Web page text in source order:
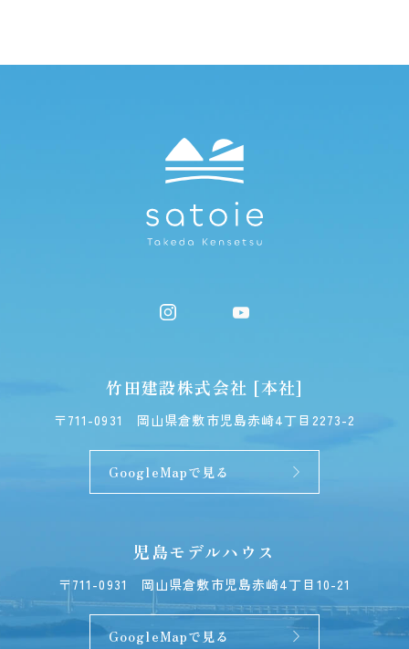
竹田建設株式会社 [本社]
〒711-0931 岡山県倉敷市児島赤崎4丁目2273-2
GoogleMapで見る
児島モデルハウス
〒711-0931 岡山県倉敷市児島赤崎4丁目10-21
GoogleMapで見る